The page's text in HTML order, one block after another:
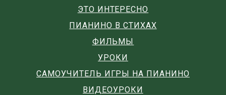
ЭТО ИНТЕРЕСНО
ПИАНИНО В СТИХАХ
ФИЛЬМЫ
УРОКИ
САМОУЧИТЕЛЬ ИГРЫ НА ПИАНИНО
ВИДЕОУРОКИ